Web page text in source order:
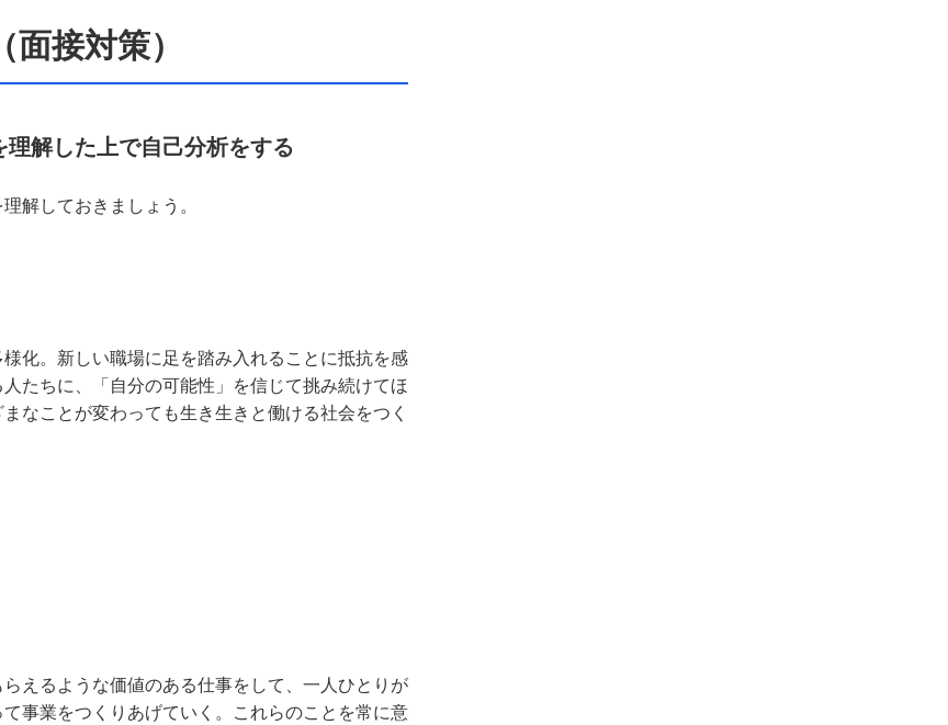
接対策）
解した上で自己分析をする
解しておきましょう。
化。新しい職場に足を踏み入れることに抵抗を感
たちに、「自分の可能性」を信じて挑み続けてほ
なことが変わっても生き生きと働ける社会をつく
えるような価値のある仕事をして、一人ひとりが
事業をつくりあげていく。これらのことを常に意